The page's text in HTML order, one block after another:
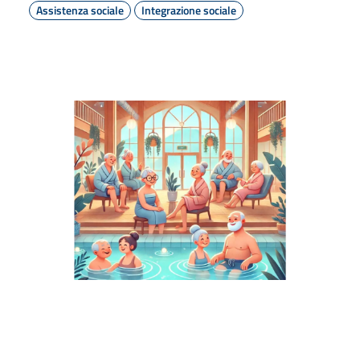
Assistenza sociale
Integrazione sociale